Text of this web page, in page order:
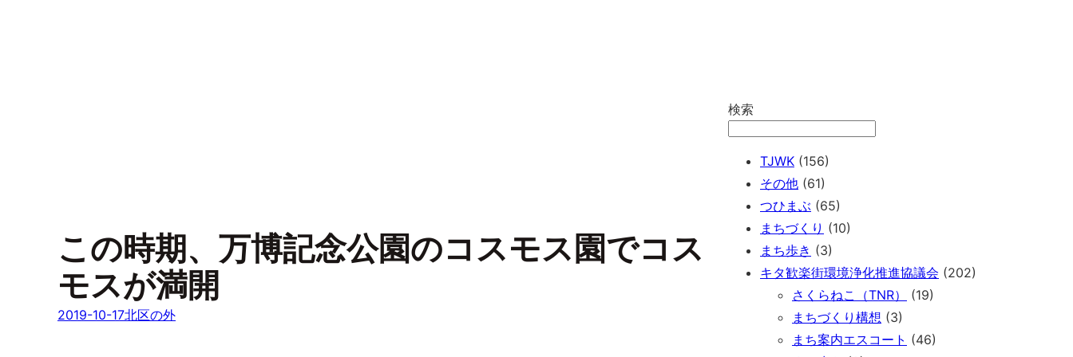
この時期、万博記念公園のコスモス園でコス
モスが満開
2019-10-17北区の外
検索
TJWK (156)
その他 (61)
つひまぶ (65)
まちづくり (10)
まち歩き (3)
キタ歓楽街環境浄化推進協議会 (202)
さくらねこ（TNR）
(19)
まちづくり構想 (3)
まち案内エスコート (46)